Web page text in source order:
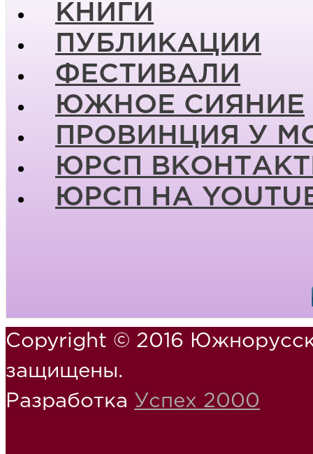
КНИГИ
ПУБЛИКАЦИИ
ФЕСТИВАЛИ
ЮЖНОЕ СИЯНИЕ
ПРОВИНЦИЯ У
ЮРСП
ЮРСП НА
Copyright © 2016
защищены.
Разработка Успех 2000